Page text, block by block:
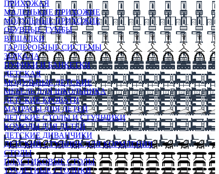
ПРИХОЖАЯ
МАЛЕНЬКИЕ ПРИХОЖИЕ
МОДУЛЬНЫЕ ПРИХОЖИЕ
ОБУВНЫЕ ТУМБЫ
ВЕШАЛКИ
ГАРДЕРОБНЫЕ СИСТЕМЫ
ЗЕРКАЛА
ПУФИКИ И БАНКЕТКИ
ДЕТСКАЯ
МОДУЛЬНЫЕ ДЕТСКИЕ
МЕБЕЛЬ ДЛЯ ШКОЛЬНИКА
ДЕТСКИЕ КРОВАТИ
МАТРАСЫ ДЛЯ ДЕТЕЙ
ДЕТСКИЕ СТОЛЫ И СТУЛЬЧИКИ
КОМОДЫ ДЛЯ ДЕТЕЙ
ДЕТСКИЕ ДИВАНЧИКИ
ДЕТСКИЙ СТУЛЬЧИК ДЛЯ КОРМЛЕНИЯ
СТОЛЫ
ПЛАСТИКОВЫЕ СТОЛЫ
ТУАЛЕТНЫЕ СТОЛИКИ